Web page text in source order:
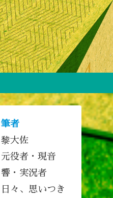
筆者
黎大佐
元役者・現音
響・実況者
日々、思いつき